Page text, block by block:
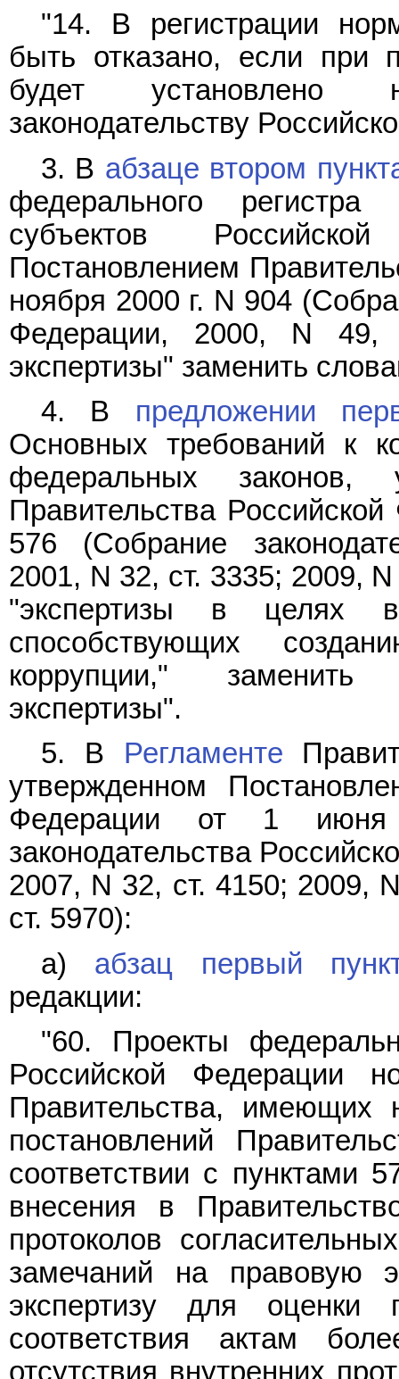
"14. В регистрации
быть отказано, если при
будет установлено
законодательству
3. В абзаце втором
федерального
субъектов
Постановлением
ноября 2000 г. N 904
Федерации, 2000, N 49,
экспертизы" заменить
4. В предложении
Основных требований к
федеральных законов,
Правительства
576 (Собрание
2001, N 32, ст. 3335; 2009,
"экспертизы в целях
способствующих
коррупции," заменить
экспертизы".
5. В Регламенте
утвержденном
Федерации от 1
законодательства
2007, N 32, ст. 4150; 2009,
ст. 5970):
а) абзац первый
редакции:
"60. Проекты
Российской Федерации
Правительства, имеющих
постановлений
соответствии с пунктами
внесения в
протоколов
замечаний на правовую
экспертизу для
соответствия актам
отсутствия внутренних